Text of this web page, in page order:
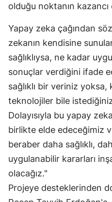
olduğu noktanın kazancı
Yapay zeka çağından
zekanın kendisine
sağlıklıysa, ne kadar
sonuçlar verdiğini ifade
sağlıklı bir veriniz yoksa,
teknolojiler bile
Dolayısıyla bu yapay
birlikte elde edeceğimiz
beraber daha sağlıklı,
uygulanabilir kararları
olacağız."
Projeye desteklerinden